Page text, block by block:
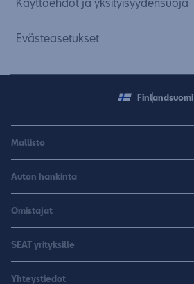
Evästeasetukset
Finlandsuomi
Mallisto
Leon
Leon Sportstourer
Sähköautot
CUPRA
Auton hankinta
Autoja nopeaan toimitukseen
K-Auto SEAT
Varaa koeajo
Omistajat
Lisävarusteet ja tarvikkeet
SEAT yrityksille
Yhteystiedot